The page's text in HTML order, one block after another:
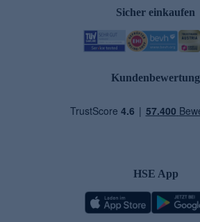
Sicher einkaufen
Kundenbewertung
HSE App